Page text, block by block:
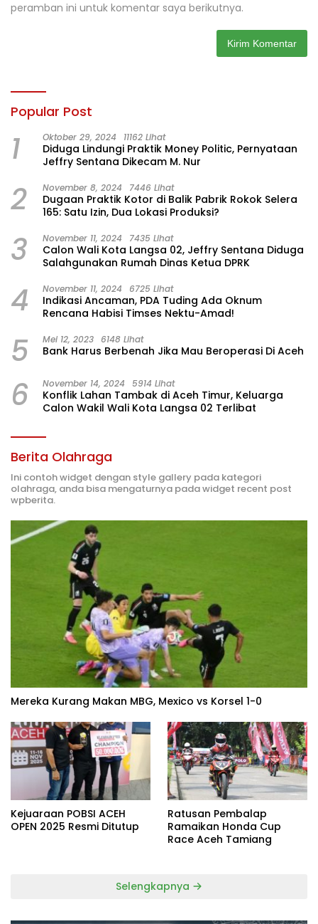
peramban ini untuk komentar saya berikutnya.
Popular Post
1 Oktober 29, 2024 11162 Lihat
Diduga Lindungi Praktik Money Politic, Pernyataan
Jeffry Sentana Dikecam M. Nur
2 November 8, 2024 7446 Lihat
Dugaan Praktik Kotor di Balik Pabrik Rokok Selera
165: Satu Izin, Dua Lokasi Produksi?
3 November 11, 2024 7435 Lihat
Calon Wali Kota Langsa 02, Jeffry Sentana Diduga
Salahgunakan Rumah Dinas Ketua DPRK
4 November 11, 2024 6725 Lihat
Indikasi Ancaman, PDA Tuding Ada Oknum
Rencana Habisi Timses Nektu-Amad!
5 Mei 12, 2023 6148 Lihat
Bank Harus Berbenah Jika Mau Beroperasi Di Aceh
6 November 14, 2024 5914 Lihat
Konflik Lahan Tambak di Aceh Timur, Keluarga
Calon Wakil Wali Kota Langsa 02 Terlibat
Berita Olahraga
Ini contoh widget dengan style gallery pada kategori
olahraga, anda bisa mengaturnya pada widget recent post
wpberita.
Mereka Kurang Makan MBG, Mexico vs Korsel 1-0
Kejuaraan POBSI ACEH
OPEN 2025 Resmi Ditutup
Ratusan Pembalap
Ramaikan Honda Cup
Race Aceh Tamiang
Selengkapnya